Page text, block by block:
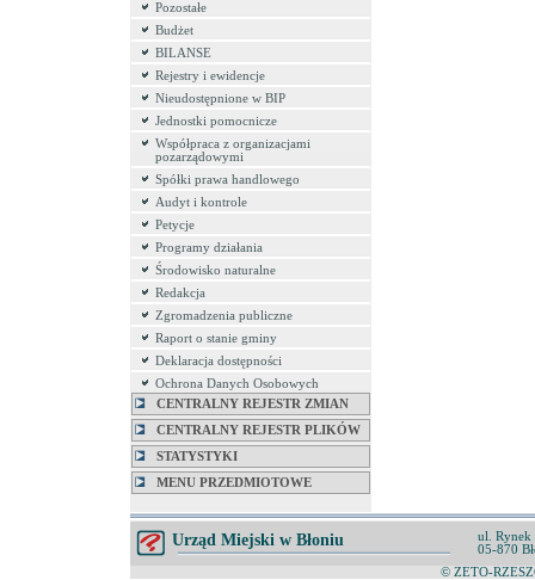
Pozostałe
Budżet
BILANSE
Rejestry i ewidencje
Nieudostępnione w BIP
Jednostki pomocnicze
Współpraca z organizacjami
pozarządowymi
Spółki prawa handlowego
Audyt i kontrole
Petycje
Programy działania
Środowisko naturalne
Redakcja
Zgromadzenia publiczne
Raport o stanie gminy
Deklaracja dostępności
Ochrona Danych Osobowych
CENTRALNY REJESTR ZMIAN
CENTRALNY REJESTR PLIKÓW
STATYSTYKI
MENU PRZEDMIOTOWE
Urząd Miejski w Błoniu
ul. Rynek
05-870
© ZETO-